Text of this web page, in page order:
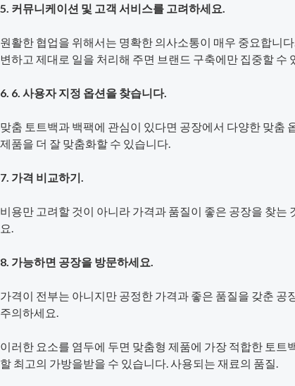
5. 커뮤니케이션 및 고객 서비스를 고려하세요.
원활한 협업을 위해서는 명확한 의사소통이 매우 중요합니
변하고 제대로 일을 처리해 주면 브랜드 구축에만 집중할 수
6. 6. 사용자 지정 옵션을 찾습니다.
맞춤 토트백과 백팩에 관심이 있다면 공장에서 다양한 맞춤
제품을 더 잘 맞춤화할 수 있습니다.
7. 가격 비교하기.
비용만 고려할 것이 아니라 가격과 품질이 좋은 공장을 찾
요.
8. 가능하면 공장을 방문하세요.
가격이 전부는 아니지만 공정한 가격과 좋은 품질을 갖춘
주의하세요.
이러한 요소를 염두에 두면 맞춤형 제품에 가장 적합한 토
할 최고의 가방을받을 수 있습니다. 사용되는 재료의 품질.